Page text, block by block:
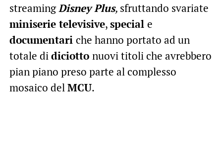
streamingDisney Plus, sfruttando svariate
miniserie televisive,special e
documentari che hanno portato ad un
totale didiciotto nuovi titoli che avrebbero
pian piano preso parte al complesso
mosaico delMCU.